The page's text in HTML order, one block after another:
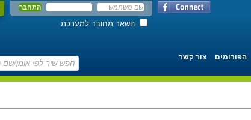
השאר מחובר למערכת
הפורומים צור קשר